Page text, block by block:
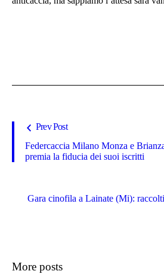
Prev Post
Federcaccia Milano Monza e
premia la fiducia dei suoi iscritti
Gara cinofila a Lainate (Mi):
More posts